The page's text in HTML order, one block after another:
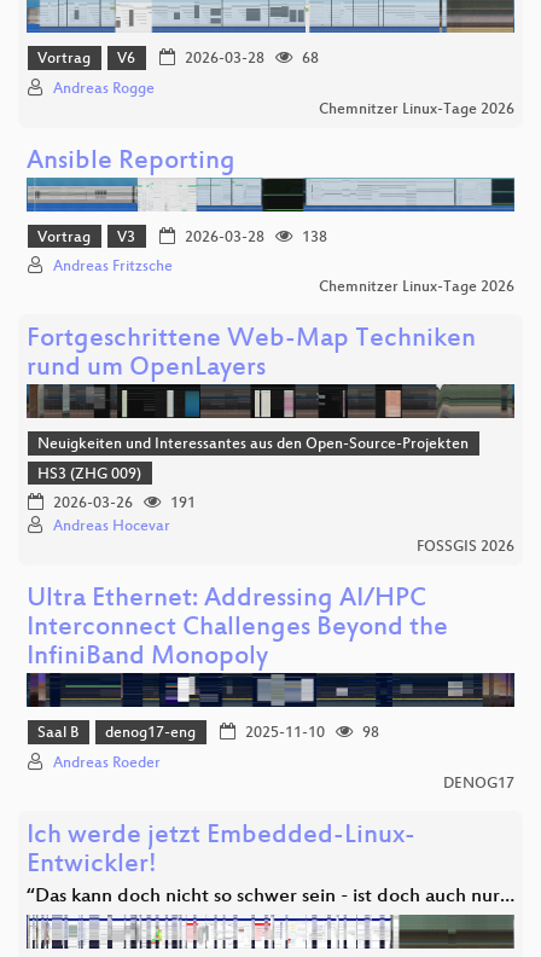
Vortrag V6 2026-03-28
68
Andreas Rogge
Chemnitzer Linux-Tage 2026
Ansible Reporting
Vortrag V3 2026-03-28
138
Andreas Fritzsche
Chemnitzer Linux-Tage 2026
Fortgeschrittene Web-Map Techniken
rund um OpenLayers
Neuigkeiten und Interessantes aus den Open-Source-Projekten
HS3 (ZHG 009)
2026-03-26
191
Andreas Hocevar
FOSSGIS 2026
Ultra Ethernet: Addressing AI/HPC
Interconnect Challenges Beyond the
InfiniBand Monopoly
Saal B denog17-eng 2025-11-10
98
Andreas Roeder
DENOG17
Ich werde jetzt Embedded-Linux-
Entwickler!
“Das kann doch nicht so schwer sein - ist doch auch nur…